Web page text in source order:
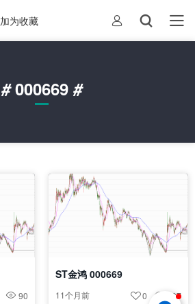
加为收藏
#000669 #
90
ST金鸿 000669
11个月前 107
0